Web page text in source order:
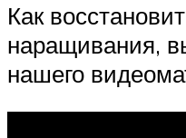
Как
наращивания,
нашего